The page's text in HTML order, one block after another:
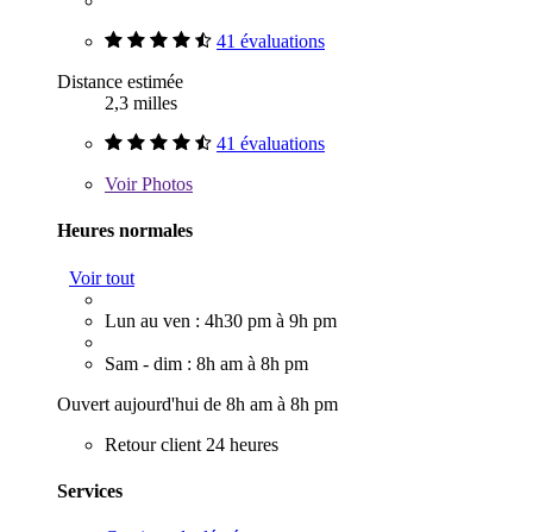
41 évaluations
Distance estimée
2,3 milles
41 évaluations
VoirPhotos
Heures normales
Voir tout
Lun au ven : 4h30 pm à 9h pm
Sam - dim : 8h am à 8h pm
Ouvert aujourd'hui de 8h am à 8h pm
Retour client 24 heures
Services